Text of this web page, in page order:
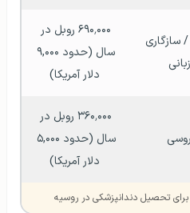
زبانی
دلار آمریکا)
روسی
دلار آمریکا)
تحصیل دندانپزشکی در روسیه